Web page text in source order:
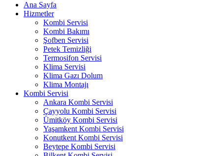
Ana Sayfa
Hizmetler
Kombi Servisi
Kombi Bakımı
Şofben Servisi
Petek Temizliği
Termosifon Servisi
Klima Servisi
Klima Gazı Dolum
Klima Montajı
Kombi Servisi
Ankara Kombi Servisi
Çayyolu Kombi Servisi
Ümitköy Kombi Servisi
Yaşamkent Kombi Servisi
Konutkent Kombi Servisi
Beytepe Kombi Servisi